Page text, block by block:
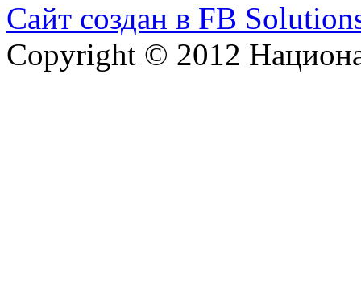
Сайт создан в FB
Copyright © 2012